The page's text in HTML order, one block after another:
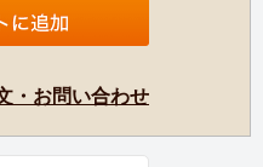
・お問い合わせ